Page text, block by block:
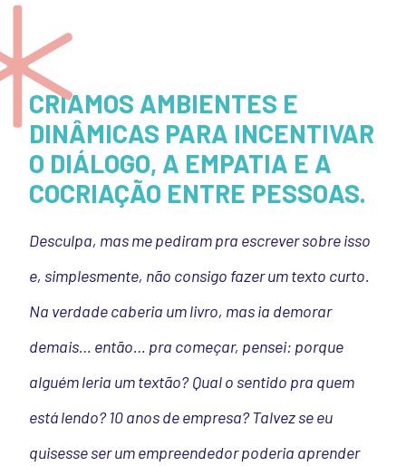
CRIAMOS AMBIENTES E
DINÂMICAS PARA INCENTIVAR
O DIÁLOGO, A EMPATIA E A
COCRIAÇÃO ENTRE PESSOAS.
Desculpa, mas me pediram pra escrever sobre isso
e, simplesmente, não consigo fazer um texto curto.
Na verdade caberia um livro, mas ia demorar
demais… então… pra começar, pensei: porque
alguém leria um textão? Qual o sentido pra quem
está lendo? 10 anos de empresa? Talvez se eu
quisesse ser um empreendedor poderia aprender